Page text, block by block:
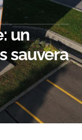
un
sauvera